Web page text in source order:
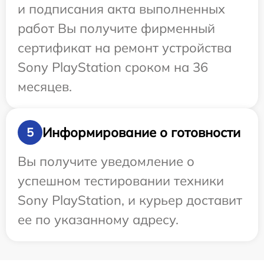
и подписания акта выполненных
работ Вы получите фирменный
сертификат на ремонт устройства
Sony PlayStation сроком на 36
месяцев.
5
Информирование о готовности
Вы получите уведомление о
успешном тестировании техники
Sony PlayStation, и курьер доставит
ее по указанному адресу.